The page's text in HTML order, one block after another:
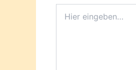
eingeben…